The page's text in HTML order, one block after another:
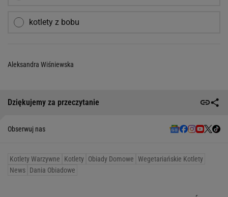
kotlety z bobu
Aleksandra Wiśniewska
Dziękujemy za przeczytanie
Obserwuj nas
Kotlety Warzywne Kotlety Obiady Domowe Wegetariańskie Kotlety
News Dania Obiadowe